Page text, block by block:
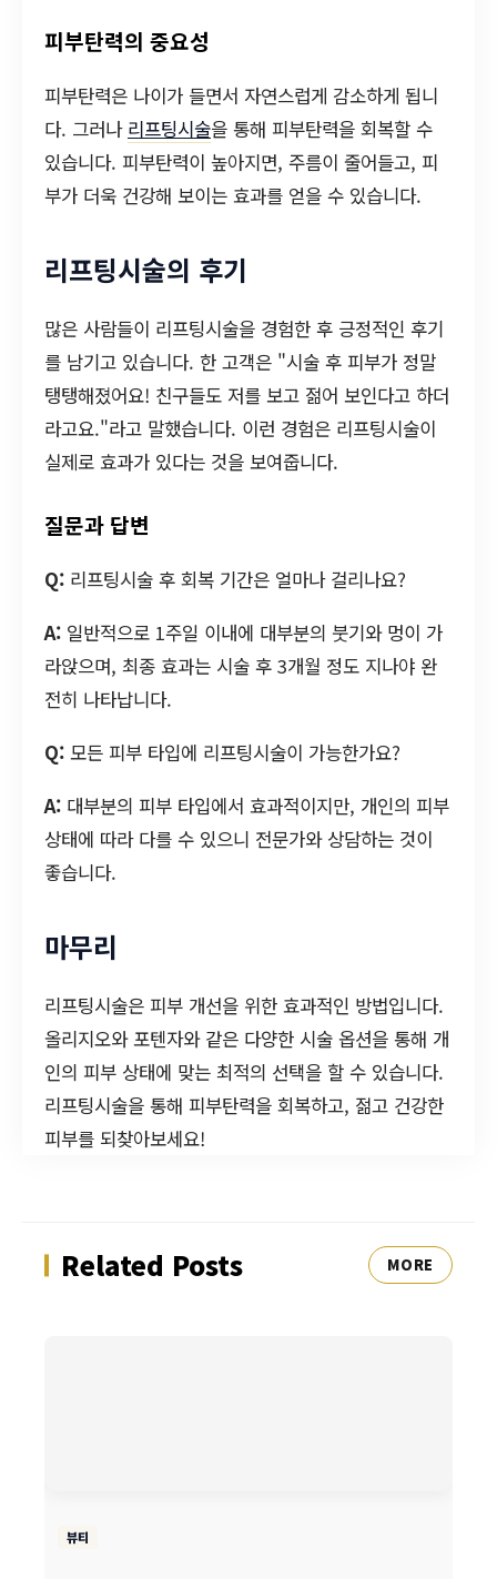
피부탄력의 중요성
피부탄력은 나이가 들면서 자연스럽게 감소하게 됩니
다. 그러나 리프팅시술을 통해 피부탄력을 회복할 수
있습니다. 피부탄력이 높아지면, 주름이 줄어들고, 피
부가 더욱 건강해 보이는 효과를 얻을 수 있습니다.
리프팅시술의 후기
많은 사람들이 리프팅시술을 경험한 후 긍정적인 후기
를 남기고 있습니다. 한 고객은 "시술 후 피부가 정말
탱탱해졌어요! 친구들도 저를 보고 젊어 보인다고 하더
라고요."라고 말했습니다. 이런 경험은 리프팅시술이
실제로 효과가 있다는 것을 보여줍니다.
질문과 답변
Q: 리프팅시술 후 회복 기간은 얼마나 걸리나요?
A: 일반적으로 1주일 이내에 대부분의 붓기와 멍이 가
라앉으며, 최종 효과는 시술 후 3개월 정도 지나야 완
전히 나타납니다.
Q: 모든 피부 타입에 리프팅시술이 가능한가요?
A: 대부분의 피부 타입에서 효과적이지만, 개인의 피부
상태에 따라 다를 수 있으니 전문가와 상담하는 것이
좋습니다.
마무리
리프팅시술은 피부 개선을 위한 효과적인 방법입니다.
올리지오와 포텐자와 같은 다양한 시술 옵션을 통해 개
인의 피부 상태에 맞는 최적의 선택을 할 수 있습니다.
리프팅시술을 통해 피부탄력을 회복하고, 젊고 건강한
피부를 되찾아보세요!
Related Posts MORE
뷰티